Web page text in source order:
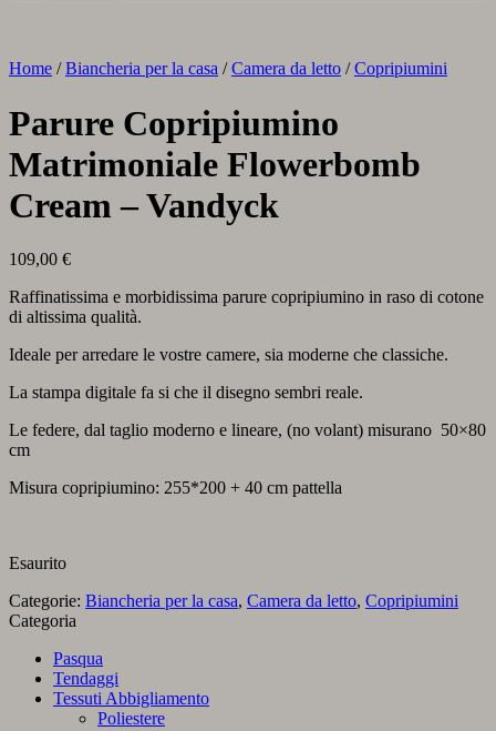
Home / Biancheria per la casa / Camera da letto / Copripiumini
Parure Copripiumino
Matrimoniale Flowerbomb
Cream – Vandyck
109,00 €
Raffinatissima e morbidissima parure copripiumino in raso di cotone
di altissima qualità.
Ideale per arredare le vostre camere, sia moderne che classiche.
La stampa digitale fa si che il disegno sembri reale.
Le federe, dal taglio moderno e lineare, (no volant) misurano 50×80
cm
Misura copripiumino: 255*200 + 40 cm pattella
Esaurito
Categorie: Biancheria per la casa, Camera da letto, Copripiumini
Categoria
Pasqua
Tendaggi
Tessuti Abbigliamento
Poliestere